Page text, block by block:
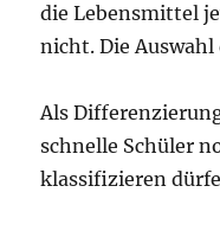
die Lebensmittel
nicht. Die
Als
schnelle Schüler
klassifizieren